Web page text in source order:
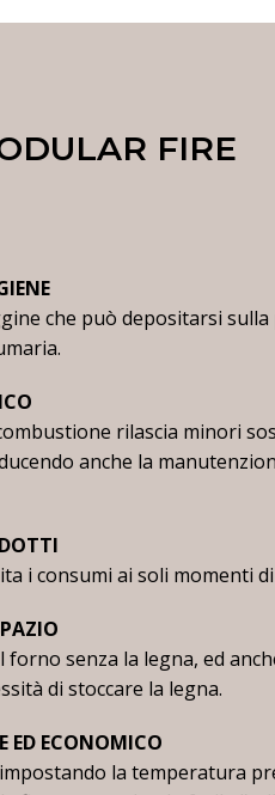
FIRE
che può depositarsi sulla
rilascia minori
anche la
i consumi ai soli momenti
forno senza la legna, ed
di stoccare la legna.
ED ECONOMICO
la temperatura